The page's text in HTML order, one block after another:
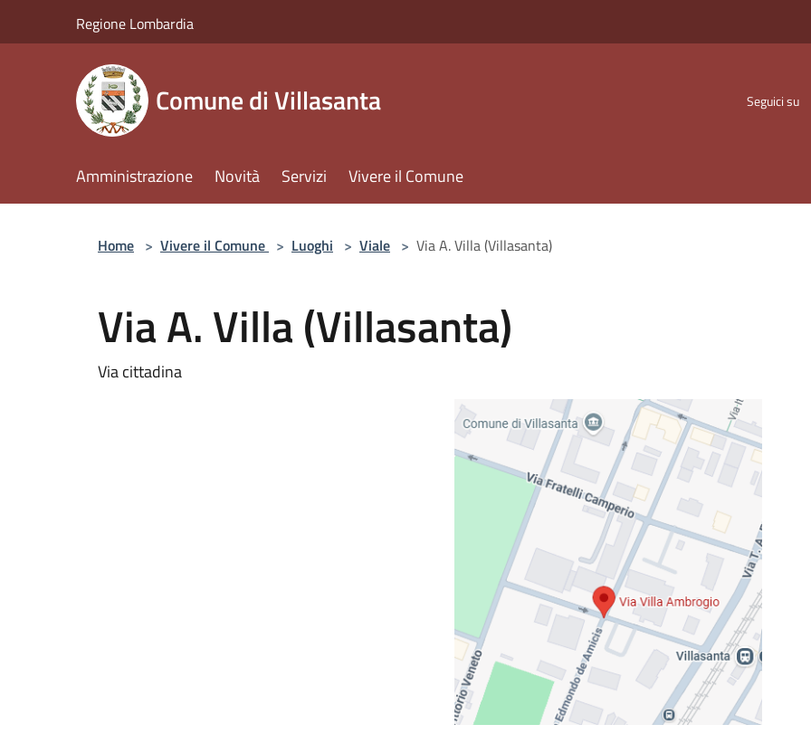
Regione Lombardia
Comune di Villasanta Seguici su
Amministrazione Novità Servizi Vivere il Comune
Home > Vivere il Comune > Luoghi > Viale > Via A. Villa (Villasanta)
Via A. Villa (Villasanta)
Via cittadina